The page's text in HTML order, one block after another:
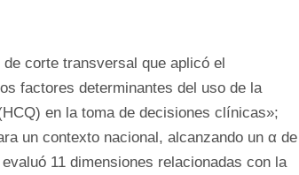
corte transversal que aplicó el
factores determinantes del uso de la
en la toma de decisiones clínicas»;
un contexto nacional, alcanzando un α de
11 dimensiones relacionadas con la